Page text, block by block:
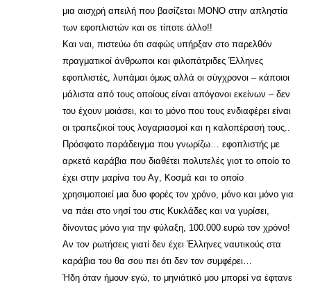
μια αισχρή απειλή που βασίζεται ΜΟΝΟ στην απληστία
των εφοπλιστών και σε τίποτε άλλο!!
Και ναι, πιστεύω ότι σαφώς υπήρξαν στο παρελθόν
πραγματικοί άνθρωποι και φιλοπάτριδες Έλληνες
εφοπλιστές, λυπάμαι όμως αλλά οι σύγχρονοι – κάποιοι
μάλιστα από τους οποίους είναι απόγονοι εκείνων – δεν
του έχουν μοιάσει, και το μόνο που τους ενδιαφέρει είναι
οι τραπεζικοί τους λογαριασμοί και η καλοπέρασή τους..
Πρόσφατο παράδειγμα που γνωρίζω… εφοπλιστής με
αρκετά καράβια που διαθέτει πολυτελές γιοτ το οποίο το
έχει στην μαρίνα του Αγ, Κοσμά και το οποίο
χρησιμοποιεί μια δυο φορές τον χρόνο, μόνο και μόνο για
να πάει στο νησί του στις Κυκλάδες και να γυρίσει,
δίνοντας μόνο για την φύλαξη, 100.000 ευρώ τον χρόνο!
Αν τον ρωτήσεις γιατί δεν έχει Έλληνες ναυτικούς στα
καράβια του θα σου πει ότι δεν τον συμφέρει…
Ήδη όταν ήμουν εγώ, το μηνιάτικό μου μπορεί να έφτανε